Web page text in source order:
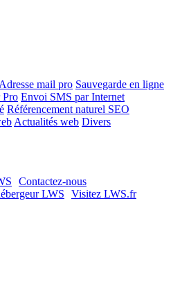
Adresse mail pro Sauvegarde en ligne
Pro Envoi SMS par Internet
Référencement naturel SEO
Actualités web Divers
Contactez-nous
Visitez LWS.fr